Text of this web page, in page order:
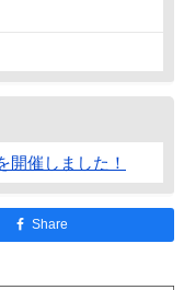
開催しました！
Share